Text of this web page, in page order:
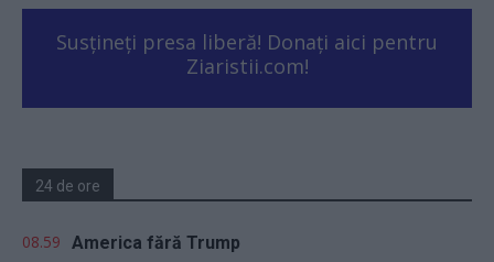
Susțineți presa liberă! Donați aici pentru
Ziaristii.com!
24 de ore
08.59 America fără Trump